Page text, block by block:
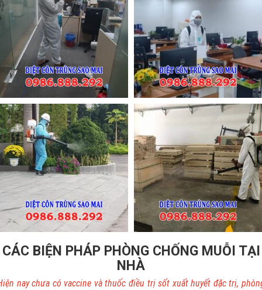
CÁC BIỆN PHÁP PHÒNG CHỐNG MUỖI TẠI
NHÀ
nay chưa có vaccine và thuốc điều trị sốt xuất huyết đặc trị,